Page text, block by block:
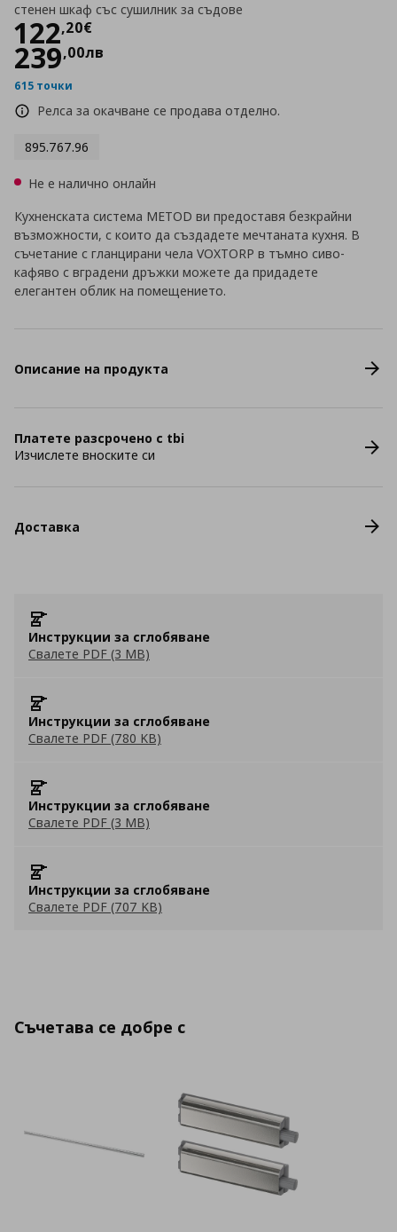
стенен шкаф със сушилник за съдове
122,20€
Цена
239,00лв
615 точки
Релса за окачване се продава отделно.
895.767.96
Не е налично онлайн
Кухненската система METOD ви предоставя безкрайни
възможности, с които да създадете мечтаната кухня. В
съчетание с гланцирани чела VOXTORP в тъмно сиво-
кафяво с вградени дръжки можете да придадете
елегантен облик на помещението.
Описание на продукта
Платете разсрочено с tbi
Изчислете вноските си
Доставка
Инструкции за сглобяване
Свалете PDF (3 MB)
Инструкции за сглобяване
Свалете PDF (780 KB)
Инструкции за сглобяване
Свалете PDF (3 MB)
Инструкции за сглобяване
Свалете PDF (707 KB)
Съчетава се добре с